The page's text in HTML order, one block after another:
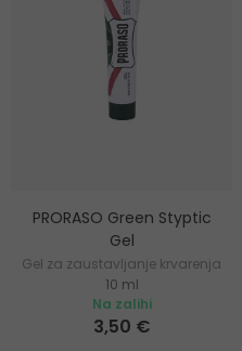
PRORASO Green Styptic
Gel
Gel za zaustavljanje krvarenja
10 ml
Na zalihi
3,50 €